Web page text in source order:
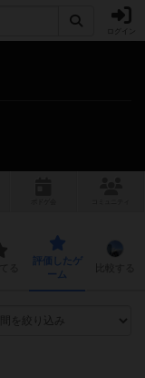
評価したゲ
ーム